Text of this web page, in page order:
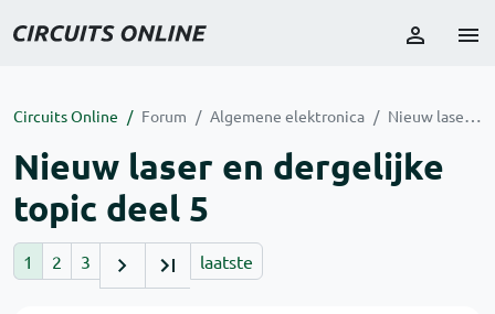
Circuits Online Forum Algemene elektronica Nieuw laser en dergelijke topic deel 5
Nieuw laser en dergelijke
topic deel 5
1 2 3 laatste